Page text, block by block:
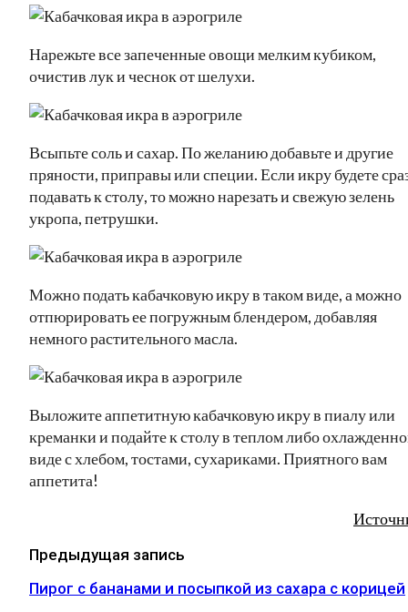
Нарежьте все запеченные овощи мелким кубиком,
очистив лук и чеснок от шелухи.
Всыпьте соль и сахар. По желанию добавьте и другие
пряности, приправы или специи. Если икру будете
подавать к столу, то можно нарезать и свежую зелень
укропа, петрушки.
Можно подать кабачковую икру в таком виде, а можно
отпюрировать ее погружным блендером, добавляя
немного растительного масла.
Выложите аппетитную кабачковую икру в пиалу или
креманки и подайте к столу в теплом либо
виде с хлебом, тостами, сухариками. Приятного вам
аппетита!
Предыдущая запись
Пирог с бананами и посыпкой из сахара с корицей